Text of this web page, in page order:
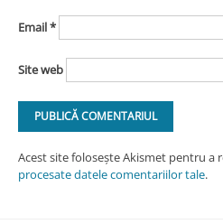
Email*
Site web
Acest site folosește Akismet pentru a
procesate datele comentariilor tale.